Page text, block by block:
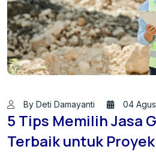
By Deti Damayanti 04
5 Tips Memilih Jasa
Terbaik untuk